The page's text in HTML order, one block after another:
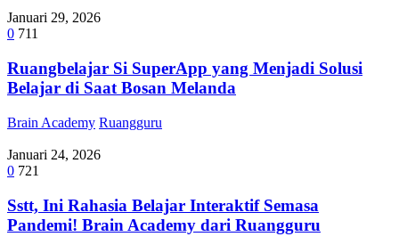
Januari 29, 2026
0 711
Ruangbelajar Si SuperApp yang Menjadi Solusi
Belajar di Saat Bosan Melanda
Brain Academy Ruangguru
Januari 24, 2026
0 721
Sstt, Ini Rahasia Belajar Interaktif Semasa
Pandemi! Brain Academy dari Ruangguru